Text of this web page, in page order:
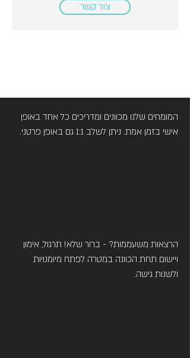
צור קשר
המומחים שלנו מכוונים ומדריכים כל אחד באופן
אישי בזמן אמת. ניתן לשלב 1:1 גם באופן פרטני.
הרצאות משעממות? - ברור שלא! תרגול, אימון
ויישום תחת הכוונה במטרה לפתח מיומנויות
ולשנות גישה.